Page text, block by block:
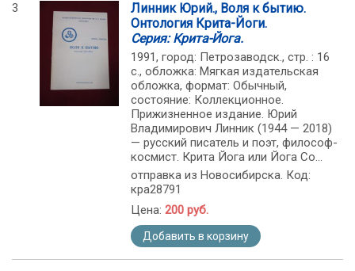
3
Линник Юрий., Воля к бытию.
Онтология Крита-Йоги.
Серия: Крита-Йога.
1991, город: Петрозаводск., стр. : 16
с., обложка: Мягкая издательская
обложка, формат: Обычный,
состояние: Коллекционное.
Прижизненное издание. Юрий
Владимирович Линник (1944 — 2018)
— русский писатель и поэт, философ-
космист. Крита Йога или Йога Со...
отправка из Новосибирска. Код:
кра28791
Цена: 200 руб.
Добавить в корзину